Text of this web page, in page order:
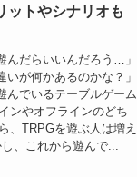
ットやシナリオも
んだらいいんだろう…」
いが何かあるのかな？」
んでいるテーブルゲーム
ンやオフラインのどち
、TRPGを遊ぶ人は増え
、これから遊んで...